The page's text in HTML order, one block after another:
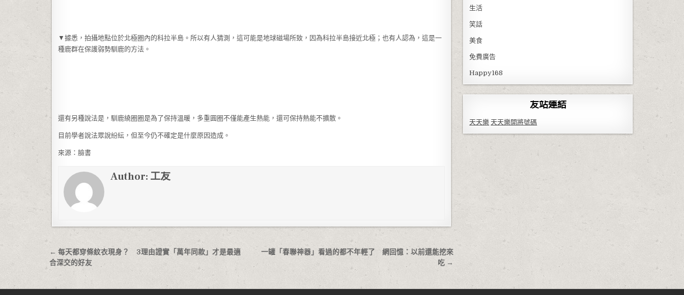
▼據悉，拍攝地點位於北極圈內的科拉半島。所以有人猜測，這可能是地球磁場所致，因為科拉半島接近北極；也有人認為，這是一
種鹿群在保護弱勢馴鹿的方法。
還有另種說法是，馴鹿繞圈圈是為了保持溫暖，多重圓圈不僅能產生熱能，還可保持熱能不擴散。
目前學者說法眾說紛紜，但至今仍不確定是什麼原因造成。
來源：臉書
Author: 工友
文章導覽
一罐「春聯神器」看過的都不年輕了 網回憶：以前還能挖來
吃 →
← 每天都穿條紋衣現身？ 3理由證實「萬年同款」才是最適
合深交的好友
生活
笑話
美食
免費廣告
Happy168
友站連結
天天樂 天天樂開將號碼